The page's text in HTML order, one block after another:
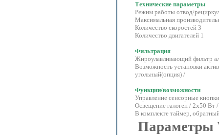
Технические параметры
Режим работы отвод/
Максимальная
Количество скоростей 3
Количество двигателей 1
Фильтрация
Жироулавливающий фильтр
Возможность установки
угольный(опция) /
Функции/возможности
Управление сенсорные
Освещение галоген / 2x50 Вт /
В комплекте таймер,
Параметры